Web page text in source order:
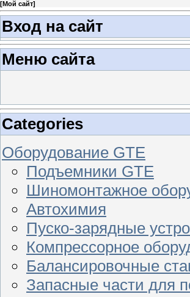
[Мой сайт]
Вход на сайт
Меню сайта
Categories
Оборудование GTE
Подъемники GTE
Шиномонтажное
Автохимия
Пуско-зарядные
Компрессорное
Балансировочные
Запасные части для